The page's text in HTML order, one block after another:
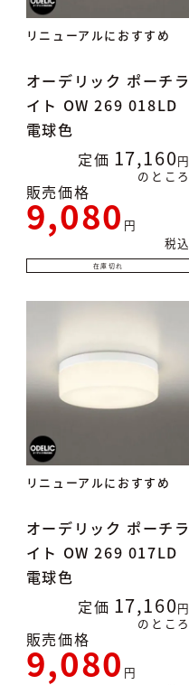
リニューアルにおすすめ
オーデリック ポーチラ
イト OW 269 018LD
電球色
定価 17,160
のところ
販売価格
9,080
税込
在庫切れ
リニューアルにおすすめ
オーデリック ポーチラ
イト OW 269 017LD
電球色
定価 17,160
のところ
販売価格
9,080